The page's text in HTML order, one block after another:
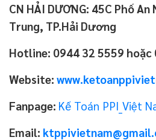
CN HẢI DƯƠNG: 45C Phố An
Trung, TP.Hải Dương
Hotline: 0944 32 5559 hoặc
Website:
Fanpage: Kế Toán PPI_Việt
Email: